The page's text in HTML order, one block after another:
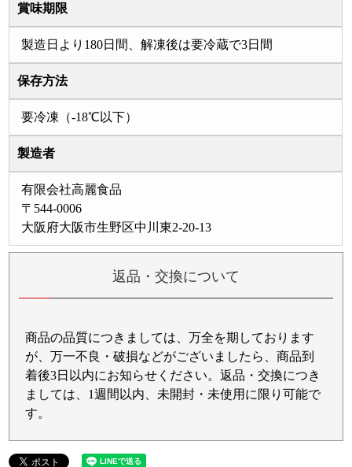
賞味期限
製造日より180日間、解凍後は要冷蔵で3日間
保存方法
要冷凍（-18℃以下）
製造者
有限会社高麗食品
〒544-0006
大阪府大阪市生野区中川東2-20-13
返品・交換について
商品の品質につきましては、万全を期しております
が、万一不良・破損などがございましたら、商品到
着後3日以内にお知らせください。返品・交換につき
ましては、1週間以内、未開封・未使用に限り可能で
す。